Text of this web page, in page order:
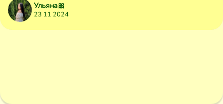
Ульяна🎀
23 11 2024